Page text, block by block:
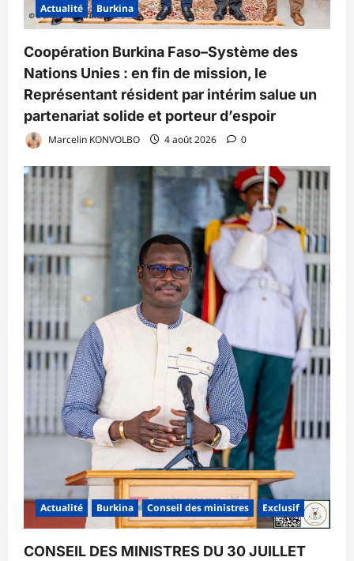
Actualité Burkina
Coopération Burkina Faso–Système des
Nations Unies : en fin de mission, le
Représentant résident par intérim salue un
partenariat solide et porteur d’espoir
Marcelin KONVOLBO 4 août 2026 0
Actualité Burkina Conseil des ministres Exclusif
CONSEIL DES MINISTRES DU 30 JUILLET